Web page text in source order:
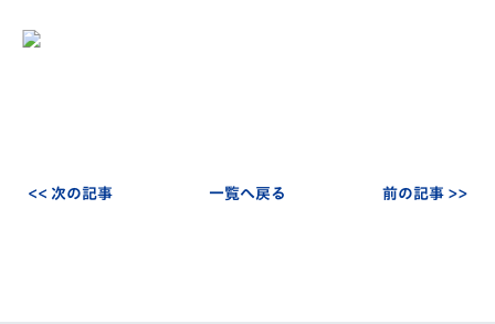
<< 次の記事 一覧へ戻る 前の記事 >>